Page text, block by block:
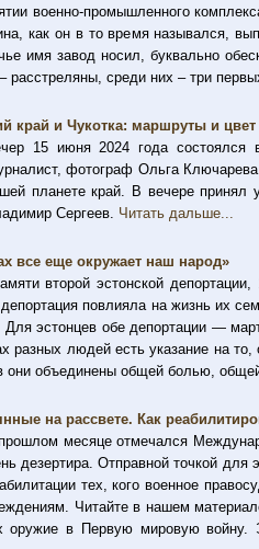
военно-промышленного
как он в то время назывался,
имя завод носил, буквально
расстреляны, среди них – три
край и Чукотка: маршруты и
15 июня 2024 года
фотограф Ольга Ключарева
планете край. В вечере принял
Сергеев. Читать дальше...
все еще окружает наш народ»
второй эстонской
повлияла на жизнь их
Для эстонцев обе депортации —
разных людей есть указание на
они объединены общей болью,
на рассвете. Как
месяце отмечался
дезертира. Отправной точкой для
тех, кого военное
Читайте в нашем
оружие в Первую мировую войну.